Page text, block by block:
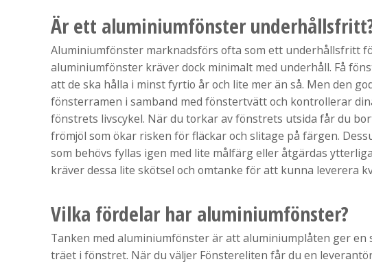
Är ett aluminiumfönster
Aluminiumfönster marknadsförs ofta som ett underhållsfritt
aluminiumfönster kräver dock minimalt med underhåll. Få
att de ska hålla i minst fyrtio år och lite mer än så. Men den
fönsterramen i samband med fönstertvätt och kontrollerar
fönstrets livscykel. När du torkar av fönstrets utsida får du
frömjöl som ökar risken för fläckar och slitage på färgen.
som behövs fyllas igen med lite målfärg eller åtgärdas
kräver dessa lite skötsel och omtanke för att kunna leverera
Vilka fördelar har aluminiumfönster?
Tanken med aluminiumfönster är att aluminiumplåten ger
träet i fönstret. När du väljer Fönstereliten får du en